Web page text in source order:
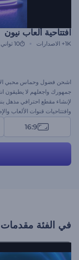
افتتاحية ألعاب نيون
1K+ الاصدارات 10 ثواني
اشحن فضول وحماس محبي
جمهورك واجعلهم لا يطيقون
لإنشاء مقطع احترافي مذهل
وافتتاحيات قنوات الألعاب
16:9
في الفئة